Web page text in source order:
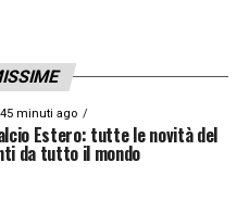
45 minuti ago
Estero: tutte le novità del
da tutto il mondo